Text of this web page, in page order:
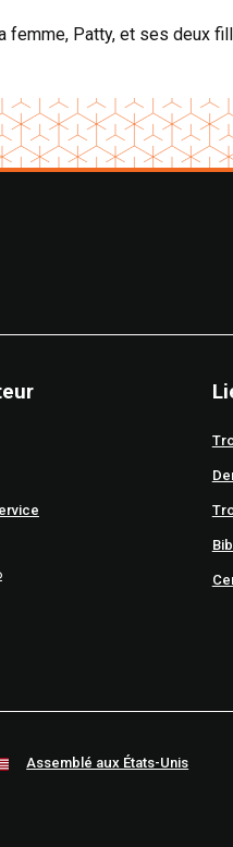
femme, Patty, et ses deux
Assemblé aux États-Unis